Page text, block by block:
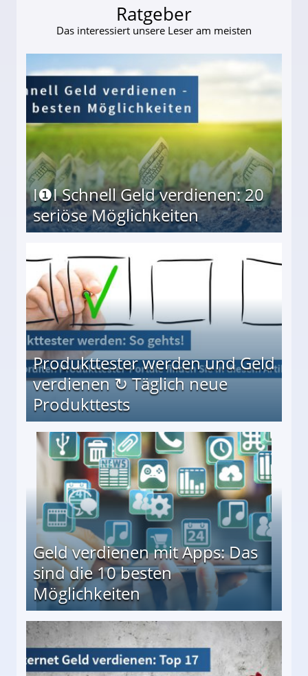
Ratgeber
Das interessiert unsere Leser am meisten
I❶I Schnell Geld verdienen: 20
seriöse Möglichkeiten
Produkttester werden und Geld
verdienen ↻ Täglich neue
Produkttests
↻ Täglich neue Produkttests
Geld verdienen mit Apps: Das
sind die 10 besten
Möglichkeiten
besten Möglichkeiten